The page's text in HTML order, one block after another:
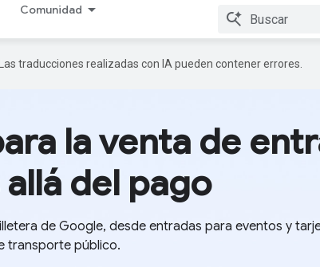
Comunidad
traducciones realizadas con IA pueden contener errores.
la venta de
del pago
de Google, desde entradas para eventos y
transporte público.